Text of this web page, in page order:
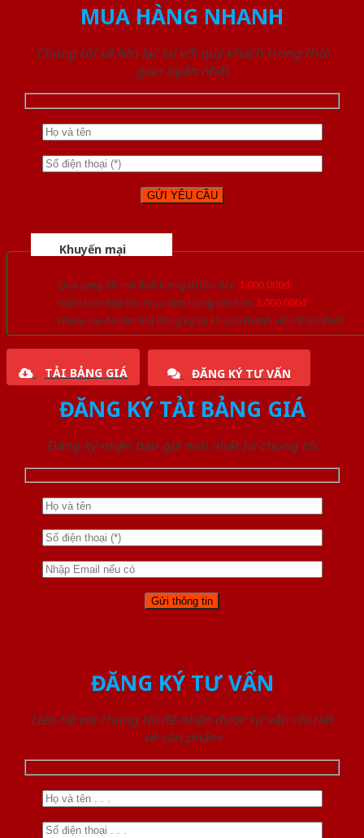
MUA HÀNG NHANH
Chúng tôi sẽ liên lạc lại với quý khách trong thời
gian ngắn nhất
Khuyến mại
Quà tặng đồ nội thất trang trí lên đến 1.000.000đ
Giảm trực tiếp khi mua đơn hàng lớn hơn 3.000.000đ
Nhiều ưu đãi lớn khi đăng ký tài khoản thành viên thân thiết
TẢI BẢNG GIÁ ĐĂNG KÝ TƯ VẤN
ĐĂNG KÝ TẢI BẢNG GIÁ
Đăng ký nhận báo giá mới nhất từ chúng tôi
ĐĂNG KÝ TƯ VẤN
Liên hệ với chúng tôi để nhận được tư vấn chi tiết
về sản phẩm